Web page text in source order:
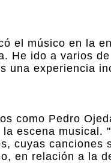
el músico en la
He ido a varios
una experiencia
como Pedro
escena musical.
cuyas canciones
en relación a la